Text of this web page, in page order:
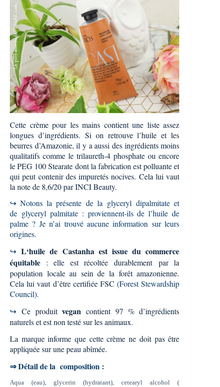
Cette crème pour les mains contient une liste assez
longues d’ingrédients. Si on retrouve l’huile et les
beurres d’Amazonie, il y a aussi des ingrédients moins
qualitatifs comme le trilaureth-4 phosphate ou encore
le PEG 100 Stearate dont la fabrication est polluante et
qui peut contenir des impuretés nocives. Cela lui vaut
la note de 8,6/20 par INCI Beauty.
↪ Notons la présente de la glyceryl dipalmitate et
de glyceryl palmitate : proviennent-ils de l’huile de
palme ? Je n’ai trouvé aucune information sur leurs
origines.
↪L‘huile de Castanha est issue du commerce
équitable : elle est récoltée durablementpar la
population locale au sein de la forêt amazonienne.
Cela lui vaut d’être certifiée FSC(Forest Stewardship
Council).
↪ Ce produitvegancontient 97 % d’ingrédients
naturels et est non testé sur les animaux.
La marque informe que cette crème ne doit pas être
appliquée sur une peau abîmée.
⇒ Détail de la composition :
Aqua (eau), glycerin (hydratant), cetearyl alcohol (